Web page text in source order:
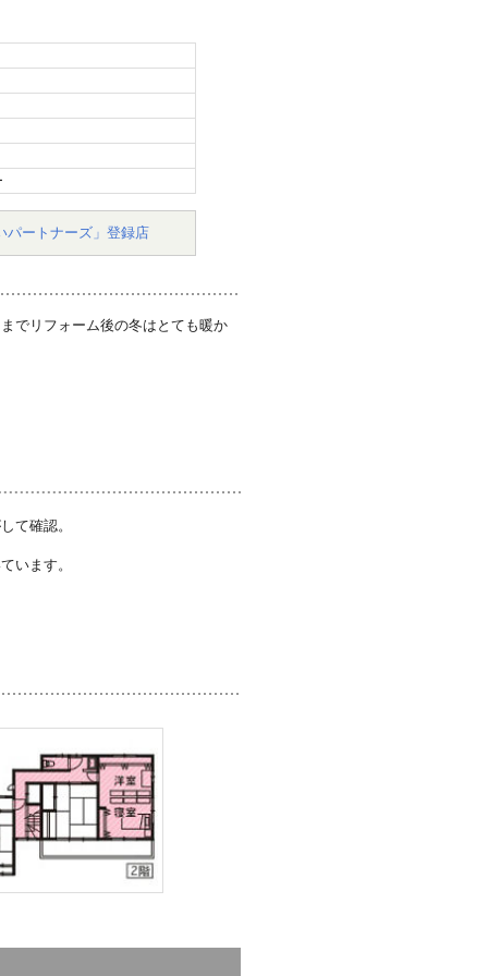
パートナーズ」登録店
でリフォーム後の冬はとても暖か
て確認。
います。